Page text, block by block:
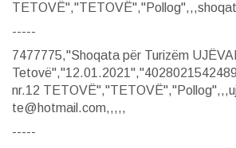
-----
7477775,"Shoqata për Turizëm
nr.12
te@hotmail.com,,,,,
-----